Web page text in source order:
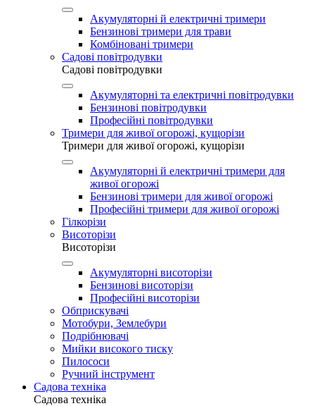
Акумуляторні й електричні тримери
Бензинові тримери для трави
Комбіновані тримери
Садові повітродувки
Садові повітродувки
Акумуляторні та електричні повітродувки
Бензинові повітродувки
Професійні повітродувки
Тримери для живої огорожі, кущорізи
Тримери для живої огорожі, кущорізи
Акумуляторні й електричні тримери для
живої огорожі
Бензинові тримери для живої огорожі
Професійні тримери для живої огорожі
Гілкорізи
Висоторізи
Висоторізи
Акумуляторні висоторізи
Бензинові висоторізи
Професійні висоторізи
Обприскувачі
Мотобури, Землебури
Подрібнювачі
Мийки високого тиску
Пилососи
Ручний інструмент
Садова техніка
Садова техніка